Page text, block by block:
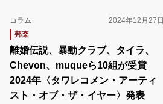
コラム
2024年12月27日
邦楽
離婚伝説、暴動クラブ、タイラ、
Chevon、muqueら10組が受賞
2024年〈タワレコメン・アーティ
スト・オブ・ザ・イヤー〉発表